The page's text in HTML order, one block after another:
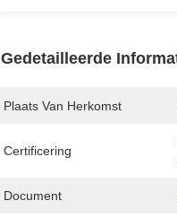
Gedetailleerde
Plaats Van Herkomst
Certificering
Document